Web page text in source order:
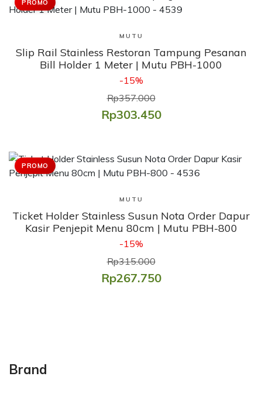
Brand
PROMO
Lihat Produk
MUTU
Slip Rail Stainless Restoran Tampung Pesanan
Bill Holder 1 Meter | Mutu PBH-1000
-15%
Rp357.000
Rp303.450
PROMO
Lihat Produk
MUTU
Ticket Holder Stainless Susun Nota Order Dapur
Kasir Penjepit Menu 80cm | Mutu PBH-800
-15%
Rp315.000
Rp267.750